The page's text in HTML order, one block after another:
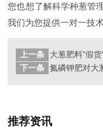
您也想了解科学种葱管
我们为您提供一对一技术
上一条
下一条
推荐资讯